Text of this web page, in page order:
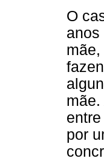
O
anos
por